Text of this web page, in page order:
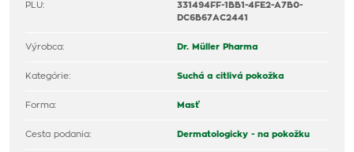
PLU:
331494FF-1BB1-4FE2-A7B0-
DC6B67AC2441
Výrobca: Dr. Müller Pharma
Kategórie: Suchá a citlivá pokožka
Forma: Masť
Cesta podania: Dermatologicky - na pokožku